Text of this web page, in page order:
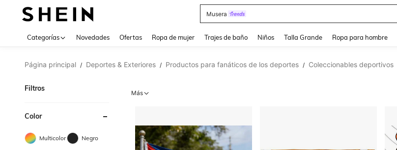
Musera
Categorías Novedades Ofertas Ropa de mujer Trajes de baño Niños Talla Grande Ropa para hombre
Página principal / Deportes & Exteriores / Productos para fanáticos de los deportes / Coleccionables deportivos
Filtros
Color
Multicolor Negro
Más